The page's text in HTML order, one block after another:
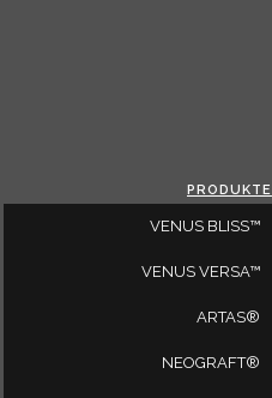
PRODUKTE
VENUS BLISS™
VENUS VERSA™
ARTAS®
NEOGRAFT®